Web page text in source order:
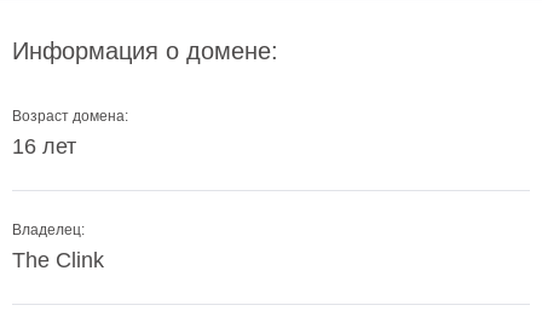
Информация о домене:
Возраст домена:
16 лет
Владелец:
The Clink